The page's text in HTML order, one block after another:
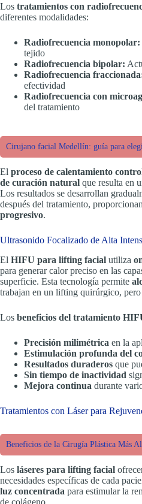
Los tratamientos con
diferentes modalidades:
Radiofrecuencia monopolar:
tejido
Radiofrecuencia bipolar:
Radiofrecuencia
efectividad
Radiofrecuencia con
del tratamiento
Cirujano facial Medellín: guía para
El proceso de calentamiento
de curación natural que resulta en
Los resultados se desarrollan
después del tratamiento,
progresivo.
Ultrasonido Focalizado de Alta
El HIFU para lifting facial utiliza
para generar calor preciso en las
superficie. Esta tecnología permite
trabajan en un lifting quirúrgico,
Los beneficios del tratamiento
Precisión milimétrica en la
Estimulación profunda del
Resultados duraderos que
Sin tiempo de inactividad
Mejora continua durante
Tratamientos con Láser para
Beneficios de la Cirugía Plástica Más
Los láseres para lifting facial
necesidades específicas de cada
luz concentrada para estimular la